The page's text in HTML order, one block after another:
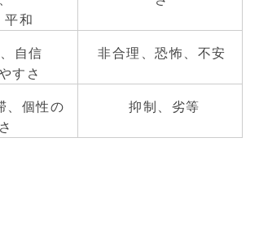
平和
自信
すさ
非合理、恐怖、不安
、個性の
抑制、劣等